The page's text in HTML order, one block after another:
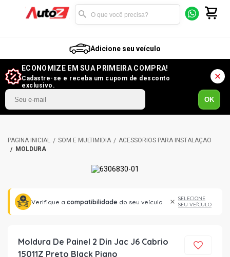
Adicione seu veículo
ECONOMIZE EM SUA PRIMEIRA COMPRA!
Cadastre-se e receba um cupom de desconto
exclusivo.
OK
SOM E MULTIMÍDIA
ACESSÓRIOS PARA INSTALAÇÃO
MOLDURA
Verifique a compatibilidade do seu veículo
SELECIONE
SEU VEÍCULO
Moldura De Painel 2 Din Jac J6 Cabrio
15011Z Preto Black Piano